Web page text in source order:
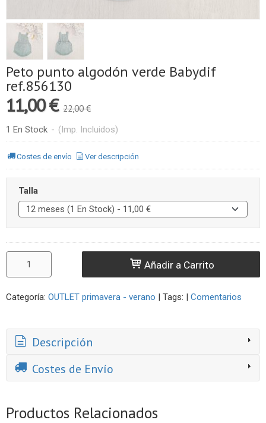
Peto punto algodón verde Babydif
ref.856130
11,00 € 22,00 €
1 En Stock - (Imp. Incluidos)
Costes de envío Ver descripción
Talla
Añadir a Carrito
Categoría: OUTLET primavera - verano | Tags: | Comentarios
Descripción
Costes de Envío
Productos Relacionados